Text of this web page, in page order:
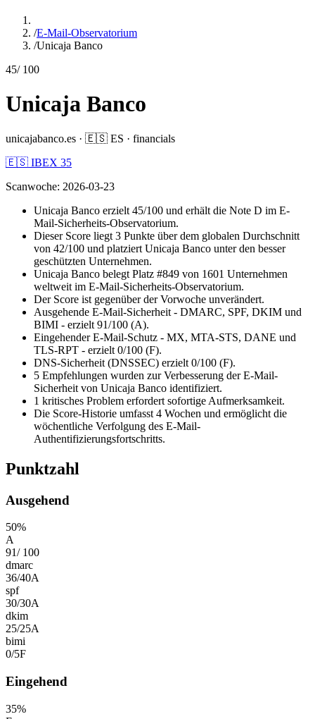
/E-Mail-Observatorium
/Unicaja Banco
45/ 100
Unicaja Banco
unicajabanco.es · 🇪🇸 ES · financials
🇪🇸 IBEX 35
Scanwoche: 2026-03-23
Unicaja Banco erzielt 45/100 und erhält die Note D im E-
Mail-Sicherheits-Observatorium.
Dieser Score liegt 3 Punkte über dem globalen Durchschnitt
von 42/100 und platziert Unicaja Banco unter den besser
geschützten Unternehmen.
Unicaja Banco belegt Platz #849 von 1601 Unternehmen
weltweit im E-Mail-Sicherheits-Observatorium.
Der Score ist gegenüber der Vorwoche unverändert.
Ausgehende E-Mail-Sicherheit - DMARC, SPF, DKIM und
BIMI - erzielt 91/100 (A).
Eingehender E-Mail-Schutz - MX, MTA-STS, DANE und
TLS-RPT - erzielt 0/100 (F).
DNS-Sicherheit (DNSSEC) erzielt 0/100 (F).
5 Empfehlungen wurden zur Verbesserung der E-Mail-
Sicherheit von Unicaja Banco identifiziert.
1 kritisches Problem erfordert sofortige Aufmerksamkeit.
Die Score-Historie umfasst 4 Wochen und ermöglicht die
wöchentliche Verfolgung des E-Mail-
Authentifizierungsfortschritts.
Punktzahl
Ausgehend
50%
A
91/ 100
dmarc
36/40A
spf
30/30A
dkim
25/25A
bimi
0/5F
Eingehend
35%